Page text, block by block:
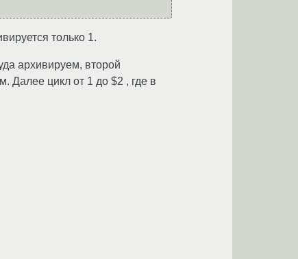
только 1.
архивируем, второй
Далее цикл от 1 до $2 , где в